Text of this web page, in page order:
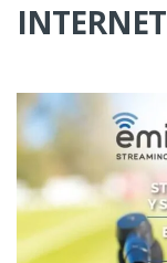
INTERNET